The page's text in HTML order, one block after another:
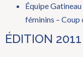
Équipe
féminins –
ÉDITION 2011